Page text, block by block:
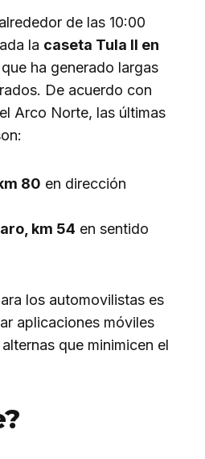
de las 10:00
la caseta Tula II en
ha generado largas
De acuerdo con
Arco Norte, las últimas
80 en dirección
km 54 en sentido
los automovilistas es
aplicaciones móviles
que minimicen el